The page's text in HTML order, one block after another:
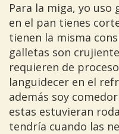
Para la miga, yo uso
en el pan tienes
tienen la misma
galletas son
requieren de
languidecer en el
además soy
estas estuvieran
tendría cuando las